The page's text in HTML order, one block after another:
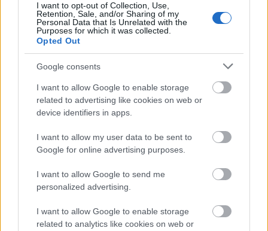
I want to opt-out of Collection, Use,
Retention, Sale, and/or Sharing of my
Personal Data that Is Unrelated with the
Purposes for which it was collected.
Opted Out
Google consents
I want to allow Google to enable storage
related to advertising like cookies on web or
device identifiers in apps.
I want to allow my user data to be sent to
Google for online advertising purposes.
I want to allow Google to send me
personalized advertising.
I want to allow Google to enable storage
related to analytics like cookies on web or
Gigaösszeget fektet be az USA a
leválás
HÍREK egy órája
Siklóbombákkal csaptak le Kijevre az
oroszok: legalább 3 halott van
HÍREK 2 órája